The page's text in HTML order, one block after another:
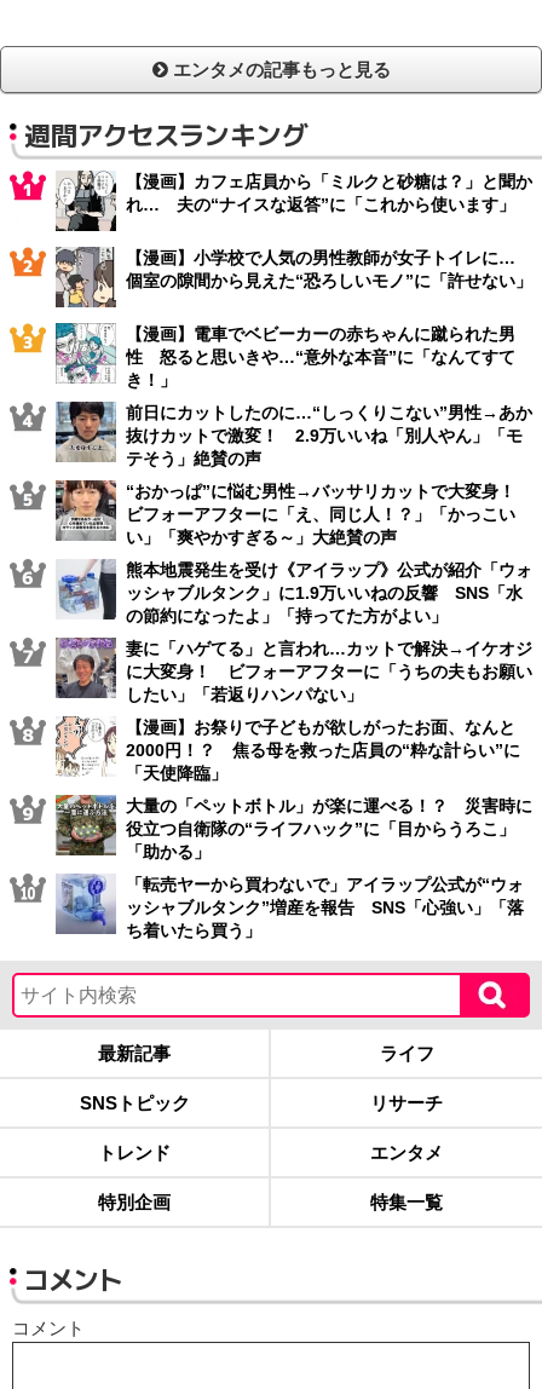
エンタメの記事もっと見る
週間アクセスランキング
【漫画】カフェ店員から「ミルクと砂糖は？」と聞か
れ… 夫の“ナイスな返答”に「これから使います」
【漫画】小学校で人気の男性教師が女子トイレに…
個室の隙間から見えた“恐ろしいモノ”に「許せない」
【漫画】電車でベビーカーの赤ちゃんに蹴られた男
性 怒ると思いきや…“意外な本音”に「なんてすて
き！」
前日にカットしたのに…“しっくりこない”男性→あか
抜けカットで激変！ 2.9万いいね「別人やん」「モ
テそう」絶賛の声
“おかっぱ”に悩む男性→バッサリカットで大変身！
ビフォーアフターに「え、同じ人！？」「かっこい
い」「爽やかすぎる～」大絶賛の声
熊本地震発生を受け《アイラップ》公式が紹介「ウォ
ッシャブルタンク」に1.9万いいねの反響 SNS「水
の節約になったよ」「持ってた方がよい」
妻に「ハゲてる」と言われ…カットで解決→イケオジ
に大変身！ ビフォーアフターに「うちの夫もお願い
したい」「若返りハンパない」
【漫画】お祭りで子どもが欲しがったお面、なんと
2000円！？ 焦る母を救った店員の“粋な計らい”に
「天使降臨」
大量の「ペットボトル」が楽に運べる！？ 災害時に
役立つ自衛隊の“ライフハック”に「目からうろこ」
「助かる」
「転売ヤーから買わないで」アイラップ公式が“ウォ
ッシャブルタンク”増産を報告 SNS「心強い」「落
ち着いたら買う」
最新記事 ライフ
SNSトピック リサーチ
トレンド エンタメ
特別企画 特集一覧
コメント
コメント